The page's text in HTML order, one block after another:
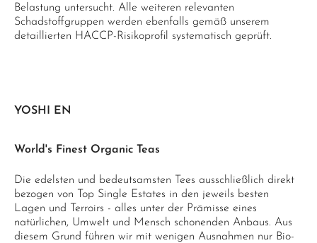
Belastung untersucht. Alle weiteren relevanten
Schadstoffgruppen werden ebenfalls gemäß unserem
detaillierten HACCP-Risikoprofil systematisch geprüft.
YOSHI EN
World's Finest Organic Teas
Die edelsten und bedeutsamsten Tees ausschließlich direkt
bezogen von Top Single Estates in den jeweils besten
Lagen und Terroirs - alles unter der Prämisse eines
natürlichen, Umwelt und Mensch schonenden Anbaus. Aus
diesem Grund führen wir mit wenigen Ausnahmen nur Bio-